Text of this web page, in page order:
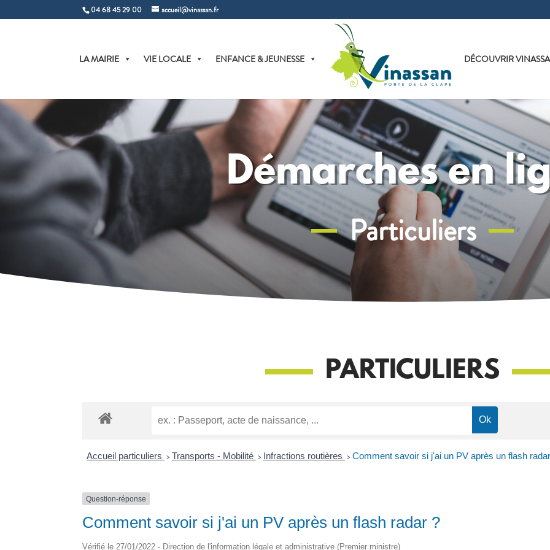
04 68 45 29 00 accueil@vinassan.fr
LA MAIRIE VIE LOCALE ENFANCE & JEUNESSE DÉCOUVRIR
Démarches en
Particuliers
PARTICULIERS
Accueil particuliers > Transports - Mobilité > Infractions routières > Comment savoir si j'ai un PV après un flash
Question-réponse
Comment savoir si j'ai un PV après un flash radar ?
Vérifié le 27/01/2022 - Direction de l'information légale et administrative (Premier ministre)